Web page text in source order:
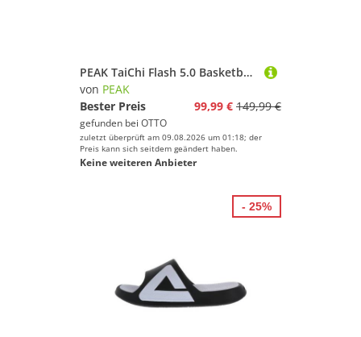
PEAK TaiChi Flash 5.0 Basketballschuh
von PEAK
Bester Preis
99,99 € 149,99 €
gefunden bei OTTO
zuletzt überprüft am 09.08.2026 um 01:18; der
Preis kann sich seitdem geändert haben.
Keine weiteren Anbieter
- 25%